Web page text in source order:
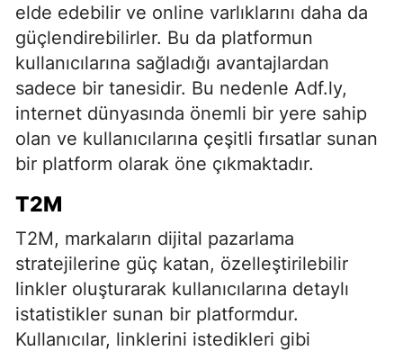
elde edebilir ve online varlıklarını daha da
güçlendirebilirler. Bu da platformun
kullanıcılarına sağladığı avantajlardan
sadece bir tanesidir. Bu nedenle Adf.ly,
internet dünyasında önemli bir yere sahip
olan ve kullanıcılarına çeşitli fırsatlar sunan
bir platform olarak öne çıkmaktadır.
T2M
T2M, markaların dijital pazarlama
stratejilerine güç katan, özelleştirilebilir
linkler oluşturarak kullanıcılarına detaylı
istatistikler sunan bir platformdur.
Kullanıcılar, linklerini istedikleri gibi